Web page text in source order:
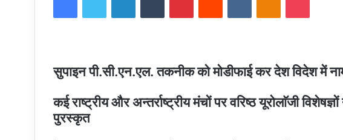
सुपाइन पी.सी.एन.एल. तकनीक को मोडीफाई कर देश विदेश में
कई राष्ट्रीय और अन्तर्राष्ट्रीय मंचों पर वरिष्ठ यूरोलाॅजी
पुरस्कृत